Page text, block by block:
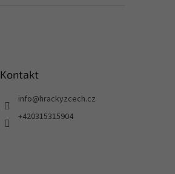
Kontakt
info@hrackyzcech.cz
+420315315904